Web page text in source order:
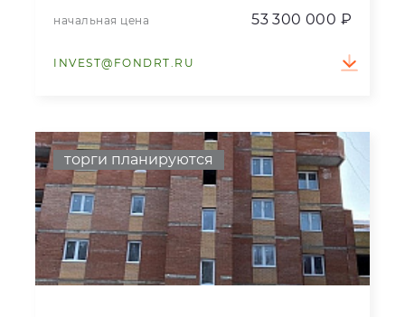
начальная цена 53 300 000 ₽
INVEST@FONDRT.RU
торги планируются